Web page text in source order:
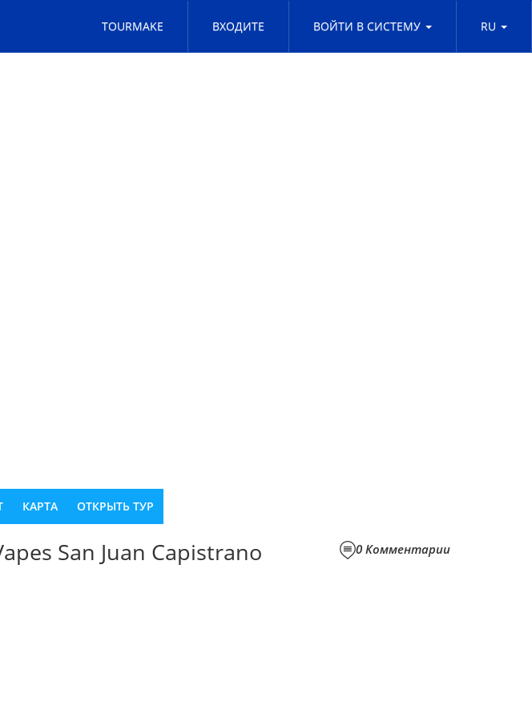
TOURMAKE ВХОДИТЕ ВОЙТИ В СИСТЕМУ RU
КАРТА ОТКРЫТЬ ТУР
0 Комментарии
San Juan Capistrano